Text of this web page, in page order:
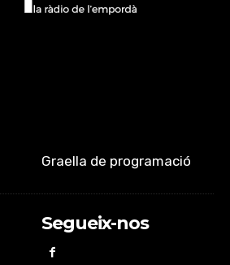
Graella de programació
Segueix-nos